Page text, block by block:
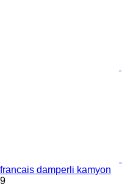
francais damperli kamyon
9